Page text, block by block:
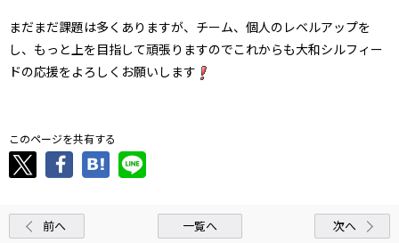
まだまだ課題は多くありますが、チーム、個人のレベルアップを
し、もっと上を目指して頑張りますのでこれからも大和シルフィー
ドの応援をよろしくお願いします
このページを共有する
前へ 一覧へ 次へ